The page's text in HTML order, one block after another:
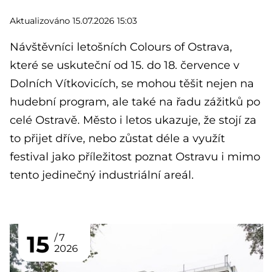
Aktualizováno 15.07.2026 15:03
Návštěvníci letošních Colours of Ostrava,
které se uskuteční od 15. do 18. července v
Dolních Vítkovicích, se mohou těšit nejen na
hudební program, ale také na řadu zážitků po
celé Ostravě. Město i letos ukazuje, že stojí za
to přijet dříve, nebo zůstat déle a využít
festival jako příležitost poznat Ostravu i mimo
tento jedinečný industriální areál.
15
7
2026